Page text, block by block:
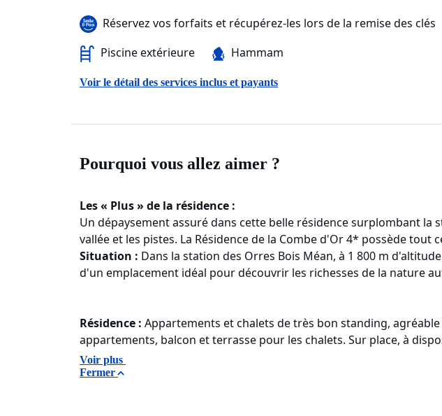
Réservez vos forfaits et récupérez-les lors de la remise des clés
Piscine extérieure
Hammam
Voir le détail des services inclus et payants
Pourquoi vous allez aimer ?
Les « Plus » de la résidence :
Un dépaysement assuré dans cette belle résidence surplombant
vallée et les pistes. La Résidence de la Combe d'Or 4* possède
Situation : Dans la station des Orres Bois Méan, à 1 800 m
d'un emplacement idéal pour découvrir les richesses de la nature
Résidence : Appartements et chalets de très bon standing,
appartements, balcon et terrasse pour les chalets. Sur place, à
Voir plus
Fermer